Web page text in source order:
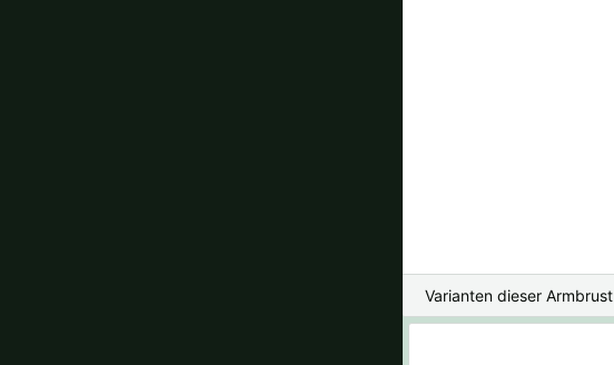
Varianten dieser Armbrust